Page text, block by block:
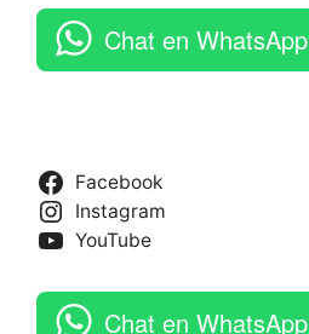
Chat en WhatsApp
Facebook
Instagram
YouTube
Chat en WhatsApp